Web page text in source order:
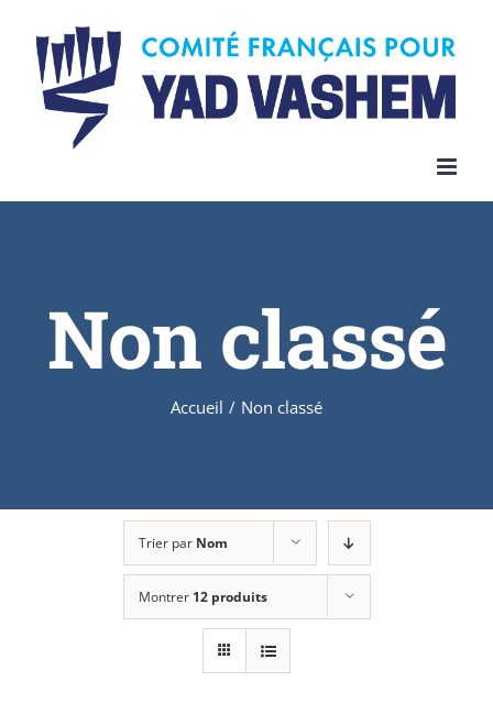
content
Non classé
Accueil / Non classé
Trier par Nom
Montrer 12 produits